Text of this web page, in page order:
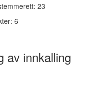
23
6
av innkalling